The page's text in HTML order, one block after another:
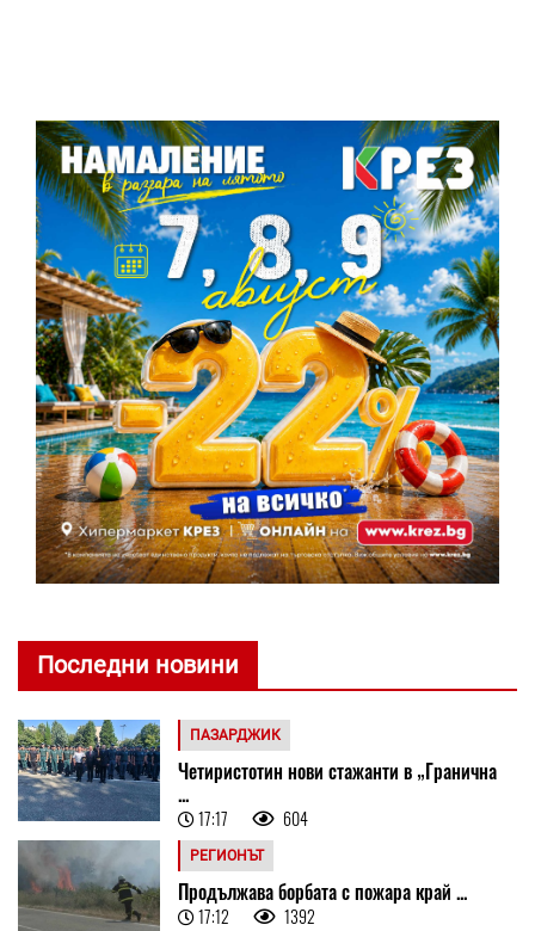
Последни новини
ПАЗАРДЖИК
Четиристотин нови стажанти в „Гранична
...
17:17 604
РЕГИОНЪТ
Продължава борбата с пожара край ...
17:12 1392